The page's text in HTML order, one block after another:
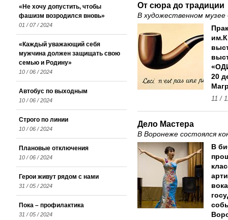
От сюра до традиции
В художественном музее
20
11 /
Дело Мастера
В Воронеже состоялся
В
«Не хочу допустить, чтобы
фашизм возродился вновь»
01 / 07 / 2024
«Каждый уважающий себя
мужчина должен защищать свою
семью и Родину»
10 / 06 / 2024
Автобус по выходным
10 / 06 / 2024
Строго по линии
10 / 06 / 2024
Плановые отключения
10 / 06 / 2024
Герои живут рядом с нами
31 / 05 / 2024
Пока – профилактика
31 / 05 / 2024